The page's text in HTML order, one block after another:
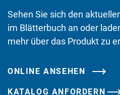
Sehen Sie sich den
im Blätterbuch an oder
mehr über das Produkt zu
ONLINE ANSEHEN